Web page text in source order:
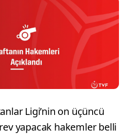
Ligi’nin on üçüncü
yapacak hakemler belli